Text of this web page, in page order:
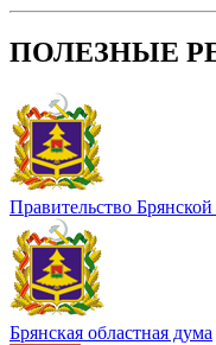
ПОЛЕЗНЫЕ
Правительство Брянской
Брянская областная дума